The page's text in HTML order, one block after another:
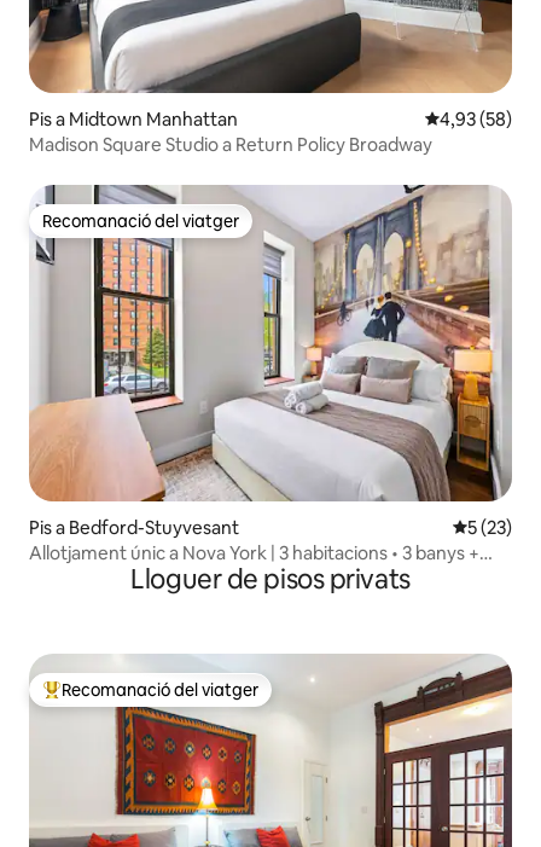
Pis a Midtown Manhattan 4,93 de
4,93 (58)
Madison Square Studio a Return Policy Broadway
Recomanació del viatger
Recomanació del viatger
Pis a Bedford-Stuyvesant 5 de
5 (23)
Allotjament únic a Nova York | 3 habitacions • 3 banys +
Lloguer de pisos privats
Principals recomanacions dels viatgers
Recomanació del viatger